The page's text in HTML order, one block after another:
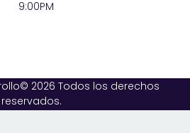
9:00PM
2026 Todos los derechos
reservados.